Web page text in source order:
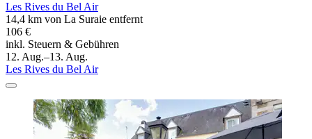
Les Rives du Bel Air
14,4 km von La Suraie entfernt
106 €
inkl. Steuern & Gebühren
12. Aug.–13. Aug.
Les Rives du Bel Air